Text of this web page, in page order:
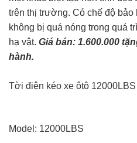
trên thị trường. Có chế độ bảo
không bị quá nóng trong quá
hạ vật. Giá bán: 1.600.000
hành.
Tời điện kéo xe ôtô 12000LBS
Model: 12000LBS